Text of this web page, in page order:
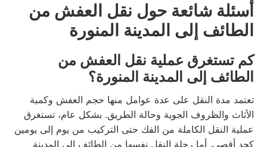
أسئلة شائعة حول نقل العفش من
الطائف إلى المدينة المنورة
كم تستغرق عملية نقل العفش من
الطائف إلى المدينة المنورة؟
تعتمد مدة النقل على عدة عوامل منها حجم العفش وكمية
الأثاث والظروف الجوية وحالة الطريق. بشكل عام، تستغرق
عملية النقل الكاملة من الفك حتى التركيب من يوم إلى يومين
كحد أقصى. أما رحلة النقل نفسها من الطائف إلى المدينة